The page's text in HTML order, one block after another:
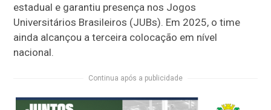
estadual e garantiu presença nos Jogos
Universitários Brasileiros (JUBs). Em 2025, o time
ainda alcançou a terceira colocação em nível
nacional.
Continua após a publicidade